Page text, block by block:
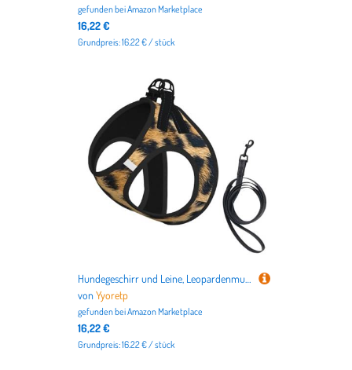
gefunden beiAmazon Marketplace
16,22 €
Grundpreis: 16.22 € / stück
Hundegeschirr und Leine, Leopardenmuster, atmungsaktiv, verstellbar, ausbruchsicher, Weste für Katzen und Hunde
vonYyoretp
gefunden beiAmazon Marketplace
16,22 €
Grundpreis: 16.22 € / stück